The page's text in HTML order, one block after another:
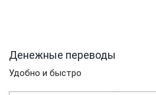
Денежные переводы
Удобно и быстро